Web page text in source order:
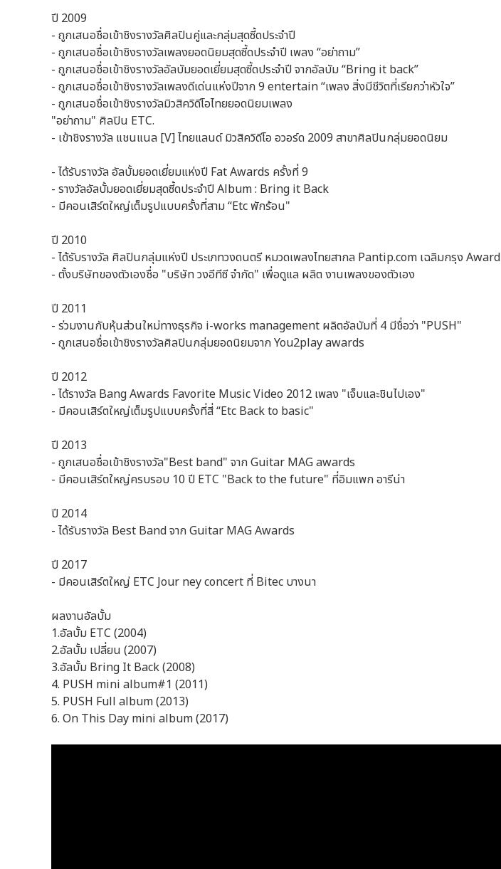
ปี 2009
- ถูกเสนอชื่อเข้าชิงรางวัลศิลปินคู่และกลุ่มสุดซี้ดประจำปี
- ถูกเสนอชื่อเข้าชิงรางวัลเพลงยอดนิยมสุดซี้ดประจำปี เพลง “อย่าถาม”
- ถูกเสนอชื่อเข้าชิงรางวัลอัลบัมยอดเยี่ยมสุดซี้ดประจำปี จากอัลบัม “Bring it back”
- ถูกเสนอชื่อเข้าชิงรางวัลเพลงดีเด่นแห่งปีจาก 9 entertain “เพลง สิ่งมีชีวิตที่เรียกว่าหัวใจ”
- ถูกเสนอชื่อเข้าชิงรางวัลมิวสิควิดีโอไทยยอดนิยมเพลง
"อย่าถาม" ศิลปิน ETC.
- เข้าชิงรางวัล แชนแนล [V] ไทยแลนด์ มิวสิควิดีโอ อวอร์ด 2009 สาขาศิลปินกลุ่มยอดนิยม
- ได้รับรางวัล อัลบั้มยอดเยี่ยมแห่งปี Fat Awards ครั้งที่ 9
- รางวัลอัลบั้มยอดเยี่ยมสุดซี้ดประจำปี Album : Bring it Back
- มีคอนเสิร์ตใหญ่เต็มรูปแบบครั้งที่สาม “Etc พักร้อน"
ปี 2010
- ได้รับรางวัล ศิลปินกลุ่มแห่งปี ประเภทวงดนตรี หมวดเพลงไทยสากล Pantip.com เฉลิมกรุง Award
- ตั้งบริษัทของตัวเองชื่อ "บริษัท วงอีทีซี จำกัด" เพื่อดูแล ผลิต งานเพลงของตัวเอง
ปี 2011
- ร่วมงานกับหุ้นส่วนใหม่ทางธุรกิจ i-works management ผลิตอัลบัมที่ 4 มีชื่อว่า "PUSH"
- ถูกเสนอชื่อเข้าชิงรางวัลศิลปินกลุ่มยอดนิยมจาก You2play awards
ปี 2012
- ได้รางวัล Bang Awards Favorite Music Video 2012 เพลง "เจ็บและชินไปเอง"
- มีคอนเสิร์ตใหญ่เต็มรูปแบบครั้งที่สี่ “Etc Back to basic"
ปี 2013
- ถูกเสนอชื่อเข้าชิงรางวัล"Best band" จาก Guitar MAG awards
- มีคอนเสิร์ตใหญ่ครบรอบ 10 ปี ETC "Back to the future" ที่อิมแพก อารีน่า
ปี 2014
- ได้รับรางวัล Best Band จาก Guitar MAG Awards
ปี 2017
- มีคอนเสิร์ตใหญ่ ETC Jour ney concert ที่ Bitec บางนา
ผลงานอัลบั้ม
1.อัลบั้ม ETC (2004)
2.อัลบั้ม เปลี่ยน (2007)
3.อัลบั้ม Bring It Back (2008)
4. PUSH mini album#1 (2011)
5. PUSH Full album (2013)
6. On This Day mini album (2017)